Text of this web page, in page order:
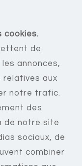
cookies.
de
annonces,
aux
notre trafic.
des
de notre site
sociaux, de
combiner